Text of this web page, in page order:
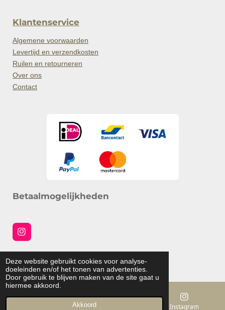
Deze website gebruikt cookies voor analyse-
doeleinden en/of het tonen van advertenties.
Door gebruik te blijven maken van de site gaat u
hiermee akkoord.
Akkoord
Klantenservice
Algemene voorwaarden
Levertijd en verzendkosten
Ruilen en retourneren
Over ons
Contact
Betaalmogelijkheden
I
n
s
t
a
g
r
m
Social media
© 2025 ohlittle.nl
Instagram